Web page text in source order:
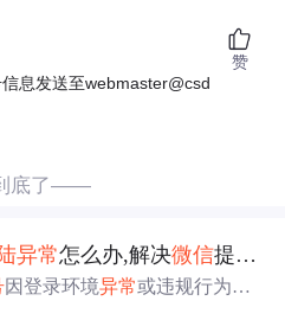
息发送至webmaster@csd
赞
底了——
异常怎么办,解决微信提示“该
因登录环境异常或违规行为被